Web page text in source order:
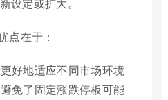
点在于：
好地适应不同市场环境
免了固定涨跌停板可能